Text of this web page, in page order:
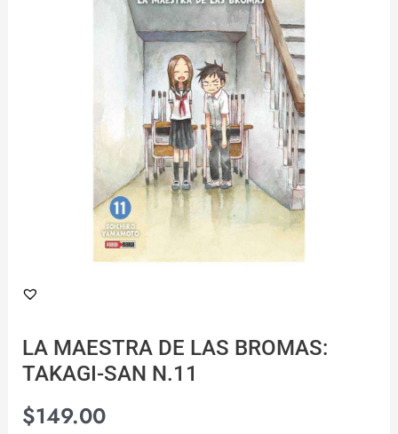
LA MAESTRA DE LAS BROMAS:
TAKAGI-SAN N.11
$149.00